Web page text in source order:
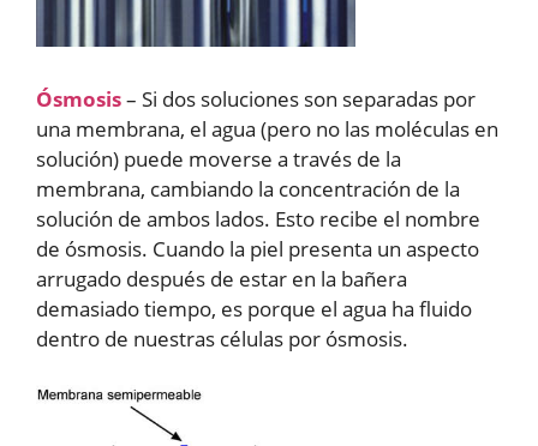
Ósmosis– Si dos soluciones son separadas por
una membrana, el agua (pero no las moléculas en
solución) puede moverse a través de la
membrana, cambiando la concentración de la
solución de ambos lados. Esto recibe el nombre
de ósmosis. Cuando la piel presenta un aspecto
arrugado después de estar en la bañera
demasiado tiempo, es porque el agua ha fluido
dentro de nuestras células por ósmosis.